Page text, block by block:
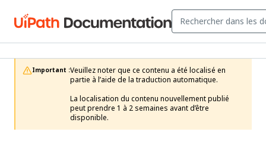
Important :Veuillez noter que ce contenu a été localisé en
partie à l’aide de la traduction automatique.
La localisation du contenu nouvellement publié
peut prendre 1 à 2 semaines avant d’être
disponible.